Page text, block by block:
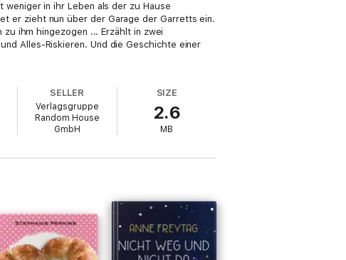
in ihr Leben als der zu Hause
er zieht nun über der Garage der Garretts ein.
ihm hingezogen ... Erzählt in zwei
Alles-Riskieren. Und die Geschichte einer
SELLER
Verlagsgruppe
Random House
GmbH
SIZE
2.6
MB